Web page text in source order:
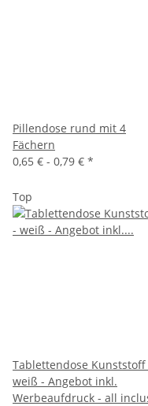
Pillendose rund mit 4
Fächern
0,65 € - 0,79 € *
Top
Tablettendose Kunststoff
weiß - Angebot inkl.
Werbeaufdruck - all